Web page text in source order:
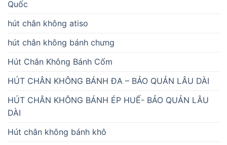
Quốc
hút chân không atiso
hút chân không bánh chưng
Hút Chân Không Bánh Cốm
HÚT CHÂN KHÔNG BÁNH ĐA – BẢO QUẢN LÂU DÀI
HÚT CHÂN KHÔNG BÁNH ÉP HUẾ- BẢO QUẢN LÂU
DÀI
Hút chân không bánh khô